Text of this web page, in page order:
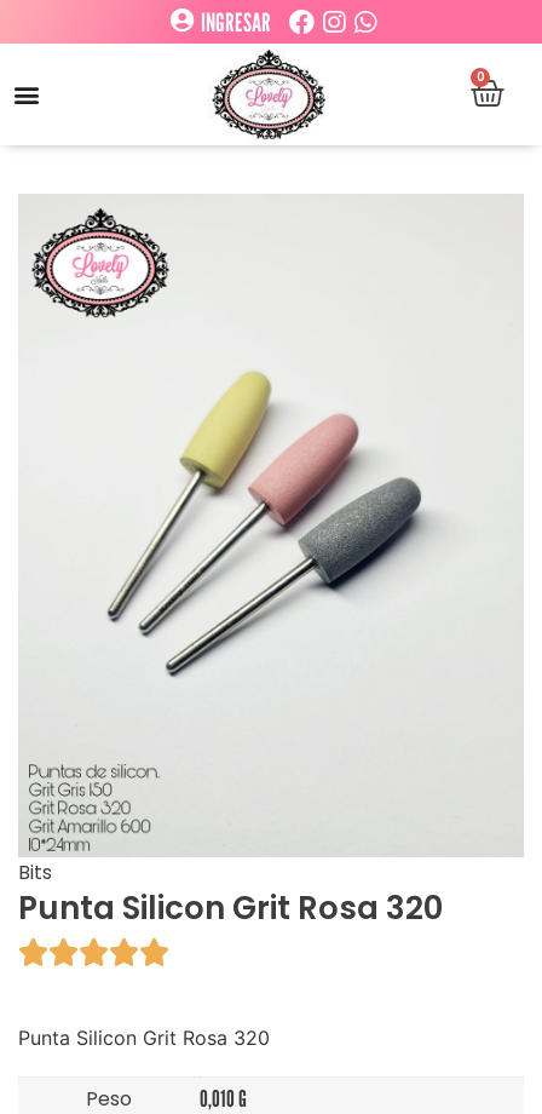
INGRESAR
0
Bits
Punta Silicon Grit Rosa 320

Punta Silicon Grit Rosa 320
Peso 0,010 G